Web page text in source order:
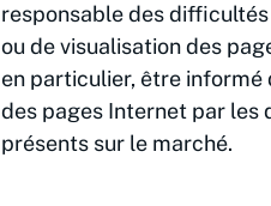
responsable des
ou de visualisation des
en particulier, être
des pages Internet par
présents sur le marché.